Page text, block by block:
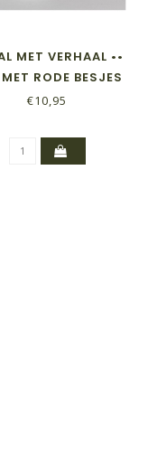
MET VERHAAL ••
RODE BESJES
€10,95